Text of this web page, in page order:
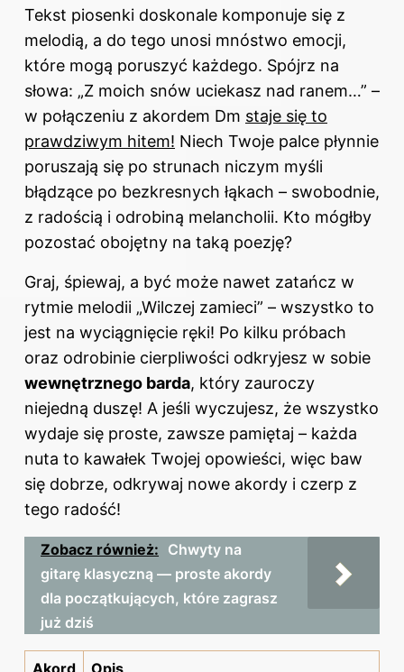
Tekst piosenki doskonale komponuje się z
melodią, a do tego unosi mnóstwo emocji,
które mogą poruszyć każdego. Spójrz na
słowa: „Z moich snów uciekasz nad ranem…” –
w połączeniu z akordem Dm staje się to
prawdziwym hitem! Niech Twoje palce płynnie
poruszają się po strunach niczym myśli
błądzące po bezkresnych łąkach – swobodnie,
z radością i odrobiną melancholii. Kto mógłby
pozostać obojętny na taką poezję?
Graj, śpiewaj, a być może nawet zatańcz w
rytmie melodii „Wilczej zamieci” – wszystko to
jest na wyciągnięcie ręki! Po kilku próbach
oraz odrobinie cierpliwości odkryjesz w sobie
wewnętrznego barda, który zauroczy
niejedną duszę! A jeśli wyczujesz, że wszystko
wydaje się proste, zawsze pamiętaj – każda
nuta to kawałek Twojej opowieści, więc baw
się dobrze, odkrywaj nowe akordy i czerp z
tego radość!
Zobacz również: Chwyty na
gitarę klasyczną — proste akordy
dla początkujących, które zagrasz
już dziś
Akord Opis